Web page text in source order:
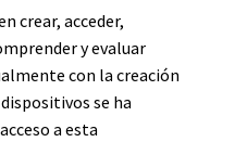
crear, acceder,
y evaluar
con la creación
se ha
a esta